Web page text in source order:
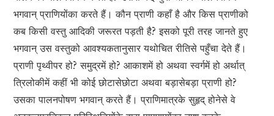
भगवान् प्राणियोंका करते हैं। कौन प्राणी कहाँ है और किस प्राणीको
कब किसी वस्तु आदिकी जरूरत पड़ती है? इसको पूरी तरह जानते हुए
भगवान् उस वस्तुको आवश्यकतानुसार यथोचित रीतिसे पहुँचा देते हैं।
प्राणी पृथ्वीपर हो? समुद्रमें हो? आकाशमें हो अथवा स्वर्गमें हो अर्थात्
त्रिलोकीमें कहीं भी कोई छोटासेछोटा अथवा बड़ासेबड़ा प्राणी हो?
उसका पालनपोषण भगवान् करते हैं। प्राणिमात्रके सुहृद् होनेसे वे